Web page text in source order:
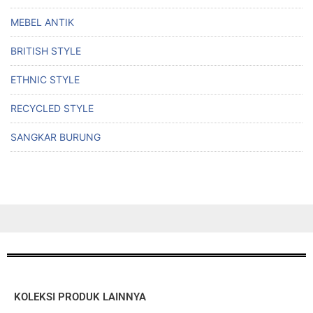
MEBEL ANTIK
BRITISH STYLE
ETHNIC STYLE
RECYCLED STYLE
SANGKAR BURUNG
KOLEKSI PRODUK LAINNYA